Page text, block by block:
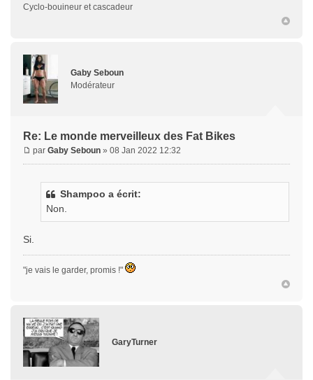
Cyclo-bouineur et cascadeur
Gaby Seboun
Modérateur
Re: Le monde merveilleux des Fat Bikes
par Gaby Seboun » 08 Jan 2022 12:32
Shampoo a écrit:
Non.
Si.
"je vais le garder, promis !"
GaryTurner